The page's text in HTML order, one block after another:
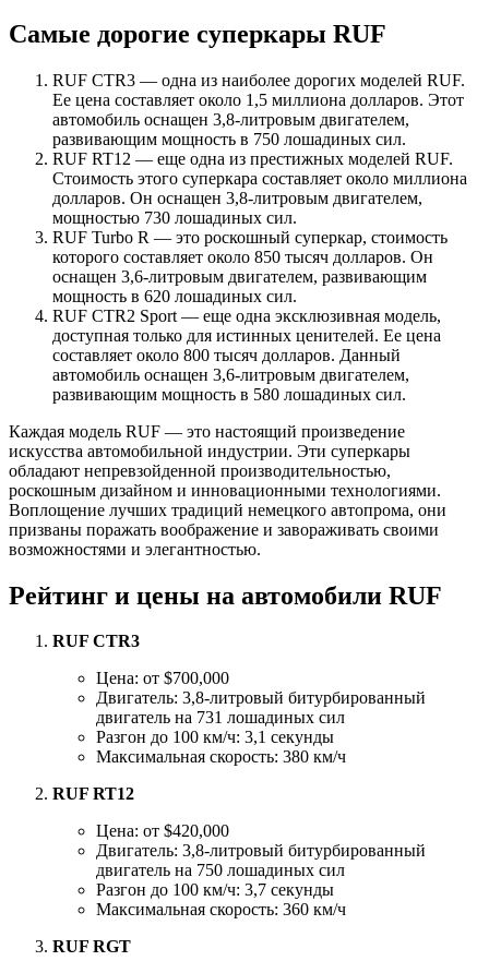
Самые дорогие суперкары RUF
RUF CTR3 — одна из наиболее дорогих моделей RUF.
Ее цена составляет около 1,5 миллиона долларов. Этот
автомобиль оснащен 3,8-литровым двигателем,
развивающим мощность в 750 лошадиных сил.
RUF RT12 — еще одна из престижных моделей RUF.
Стоимость этого суперкара составляет около миллиона
долларов. Он оснащен 3,8-литровым двигателем,
мощностью 730 лошадиных сил.
RUF Turbo R — это роскошный суперкар, стоимость
которого составляет около 850 тысяч долларов. Он
оснащен 3,6-литровым двигателем, развивающим
мощность в 620 лошадиных сил.
RUF CTR2 Sport — еще одна эксклюзивная модель,
доступная только для истинных ценителей. Ее цена
составляет около 800 тысяч долларов. Данный
автомобиль оснащен 3,6-литровым двигателем,
развивающим мощность в 580 лошадиных сил.
Каждая модель RUF — это настоящий произведение
искусства автомобильной индустрии. Эти суперкары
обладают непревзойденной производительностью,
роскошным дизайном и инновационными технологиями.
Воплощение лучших традиций немецкого автопрома, они
призваны поражать воображение и завораживать своими
возможностями и элегантностью.
Рейтинг и цены на автомобили RUF
RUF CTR3
Цена: от $700,000
Двигатель: 3,8-литровый битурбированный
двигатель на 731 лошадиных сил
Разгон до 100 км/ч: 3,1 секунды
Максимальная скорость: 380 км/ч
RUF RT12
Цена: от $420,000
Двигатель: 3,8-литровый битурбированный
двигатель на 750 лошадиных сил
Разгон до 100 км/ч: 3,7 секунды
Максимальная скорость: 360 км/ч
RUF RGT